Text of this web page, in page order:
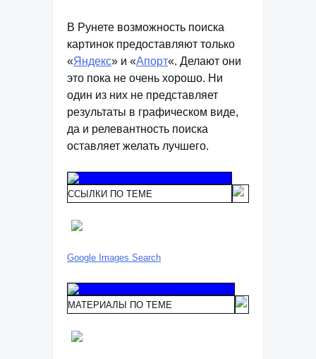
В Рунете возможность поиска
картинок предоставляют только
«Яндекс» и «Апорт«. Делают они
это пока не очень хорошо. Ни
один из них не представляет
результаты в графическом виде,
да и релевантность поиска
оставляет желать лучшего.
ССЫЛКИ ПО ТЕМЕ
Google Images Search
МАТЕРИАЛЫ ПО ТЕМЕ